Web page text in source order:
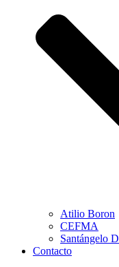
Atilio Boron
CEFMA
Santángelo
Contacto